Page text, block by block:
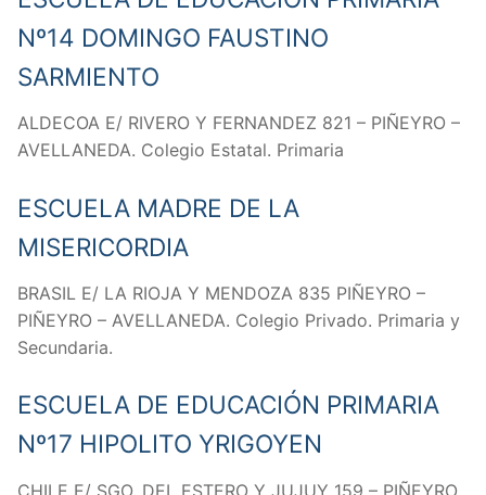
Nº14 DOMINGO FAUSTINO
SARMIENTO
ALDECOA E/ RIVERO Y FERNANDEZ 821 – PIÑEYRO –
AVELLANEDA. Colegio Estatal. Primaria
ESCUELA MADRE DE LA
MISERICORDIA
BRASIL E/ LA RIOJA Y MENDOZA 835 PIÑEYRO –
PIÑEYRO – AVELLANEDA. Colegio Privado. Primaria y
Secundaria.
ESCUELA DE EDUCACIÓN PRIMARIA
Nº17 HIPOLITO YRIGOYEN
CHILE E/ SGO. DEL ESTERO Y JUJUY 159 – PIÑEYRO